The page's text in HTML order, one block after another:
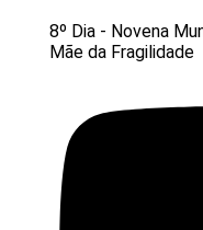
8º Dia - Novena
Mãe da Fragilidade